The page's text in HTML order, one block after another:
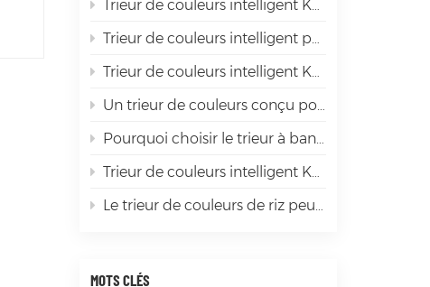
Trieur de couleurs intelligent Koyue : du piment rouge aux ingrédients épicés de première qualité
Trieur de couleurs intelligent pour soja Koyue : élimination efficace des impuretés et sélection de bonnes graines de soja, le « gardien intelligent » pour la transformation du soja
Trieur de couleurs intelligent Koyue : faire briller le tri du mica
Un trieur de couleurs conçu pour la diversité des matériaux mondiaux
Pourquoi choisir le trieur à bande LD1200 ? Ceux qui l'ont déjà utilisé affirment qu'il « en vaut la peine ».
Trieur de couleurs intelligent Koyue : la « révolution de l'efficacité » dans le tri des grains, garantissant que chaque grain est de haute qualité
Le trieur de couleurs de riz peut-il réellement améliorer la valeur de chaque grain de riz ?
MOTS CLÉS